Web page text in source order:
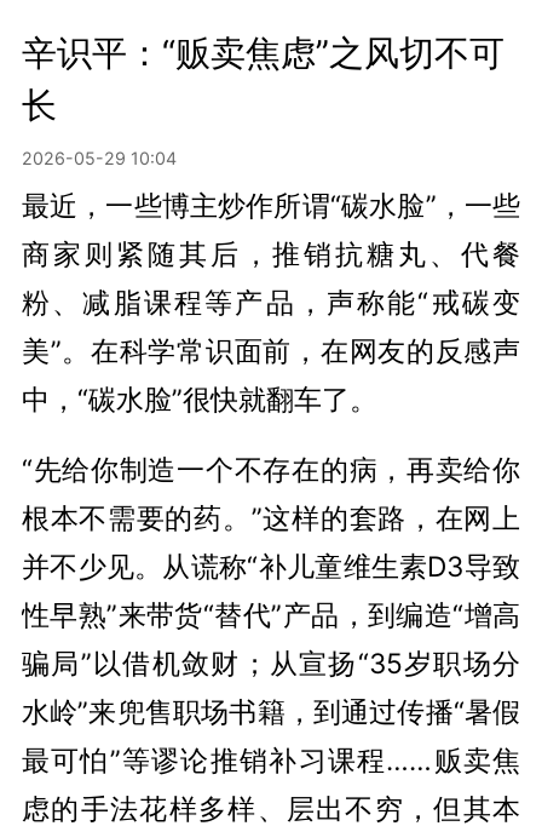
辛识平：“贩卖焦虑”之风切不可
长
2026-05-29 10:04
最近，一些博主炒作所谓“碳水脸”，一些
商家则紧随其后，推销抗糖丸、代餐
粉、减脂课程等产品，声称能“戒碳变
美”。在科学常识面前，在网友的反感声
中，“碳水脸”很快就翻车了。
“先给你制造一个不存在的病，再卖给你
根本不需要的药。”这样的套路，在网上
并不少见。从谎称“补儿童维生素D3导致
性早熟”来带货“替代”产品，到编造“增高
骗局”以借机敛财；从宣扬“35岁职场分
水岭”来兜售职场书籍，到通过传播“暑假
最可怕”等谬论推销补习课程……贩卖焦
虑的手法花样多样、层出不穷，但其本